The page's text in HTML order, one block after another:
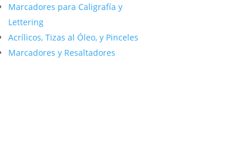
Marcadores para Caligrafía y
Lettering
Acrílicos, Tizas al Óleo, y Pinceles
Marcadores y Resaltadores